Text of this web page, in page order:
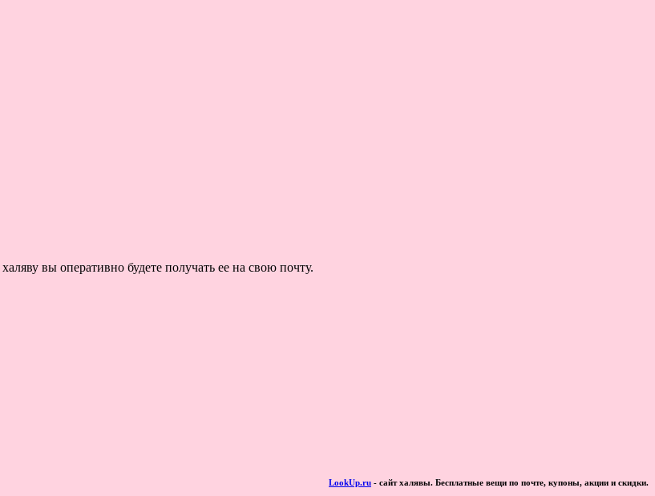
вы оперативно будете получать ее на свою почту.
LookUp.ru - сайт халявы. Бесплатные вещи по почте, купоны, акции и скидки.